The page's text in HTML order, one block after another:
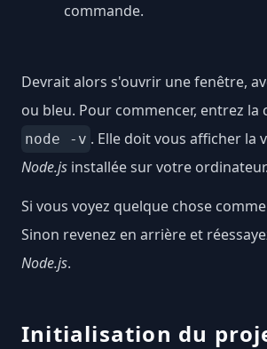
commande.
Devrait alors s'ouvrir une fenêtre,
ou bleu. Pour commencer, entrez la
node -v . Elle doit vous afficher la
Node.js installée sur votre ordinateur.
Si vous voyez quelque chose comme
Sinon revenez en arrière et
Node.js.
Initialisation du